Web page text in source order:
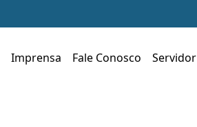
Imprensa Fale Conosco Servidor